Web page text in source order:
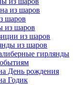
из шаров
шаров
из шаров
из шаров
из шаров
гирлянды
День рождения
Годик